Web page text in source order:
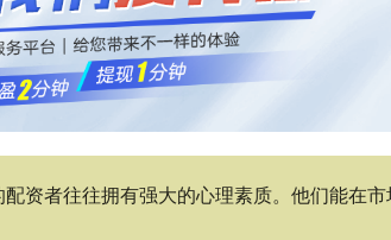
资者往往拥有强大的心理素质。他们能在